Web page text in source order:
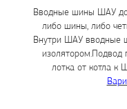
Вводные шины ШАУ
либо шины, либо
Внутри ШАУ вводные
изолятором.Подвод
лотка от котла к